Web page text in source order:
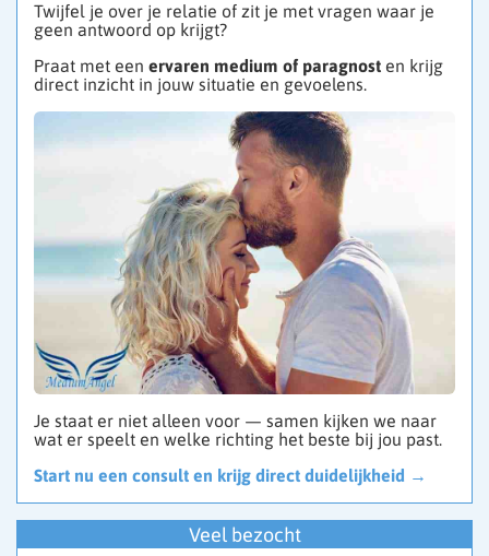
Twijfel je over je relatie of zit je met vragen waar je
geen antwoord op krijgt?
Praat met een ervaren medium of paragnost en krijg
direct inzicht in jouw situatie en gevoelens.
Je staat er niet alleen voor — samen kijken we naar
wat er speelt en welke richting het beste bij jou past.
Start nu een consult en krijg direct duidelijkheid →
Veel bezocht